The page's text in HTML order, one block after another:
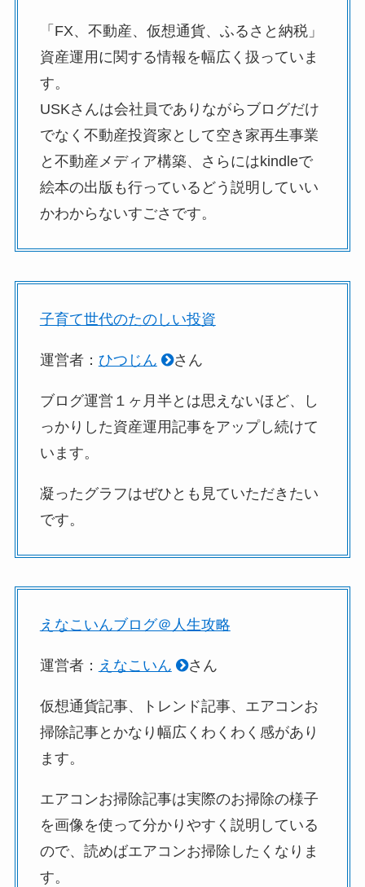
「FX、不動産、仮想通貨、ふるさと納税」
資産運用に関する情報を幅広く扱っていま
す。
USKさんは会社員でありながらブログだけ
でなく不動産投資家として空き家再生事業
と不動産メディア構築、さらにはkindleで
絵本の出版も行っているどう説明していい
かわからないすごさです。
子育て世代のたのしい投資
運営者： ひつじん さん
ブログ運営１ヶ月半とは思えないほど、し
っかりした資産運用記事をアップし続けて
います。
凝ったグラフはぜひとも見ていただきたい
です。
えなこいんブログ＠人生攻略
運営者： えなこいん さん
仮想通貨記事、トレンド記事、エアコンお
掃除記事とかなり幅広くわくわく感があり
ます。
エアコンお掃除記事は実際のお掃除の様子
を画像を使って分かりやすく説明している
ので、読めばエアコンお掃除したくなりま
す。